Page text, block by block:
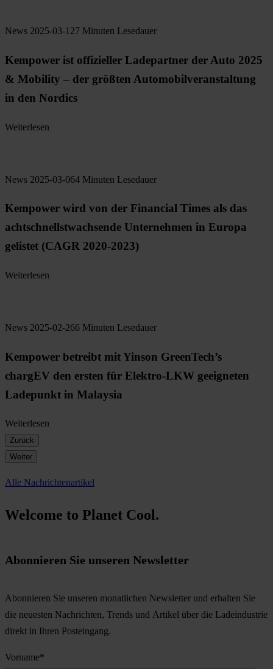
News 2025-03-127 Minuten Lesedauer
Kempower ist offizieller Ladepartner der Auto 2025
& Mobility – der größten Automobilveranstaltung
in den Nordics
Weiterlesen
News 2025-03-064 Minuten Lesedauer
Kempower wird von der Financial Times als das
achtschnellstwachsende Unternehmen in Europa
gelistet (CAGR 2020-2023)
Weiterlesen
News 2025-02-266 Minuten Lesedauer
Kempower betreibt mit Yinson GreenTech’s
chargEV den ersten für Elektro-LKW geeigneten
Ladepunkt in Malaysia
Weiterlesen
Zurück
Weiter
Alle Nachrichtenartikel
Welcome to Planet Cool.
Abonnieren Sie unseren Newsletter
Abonnieren Sie unseren monatlichen Newsletter und erhalten Sie
die neuesten Nachrichten, Trends und Artikel über die Ladeindustrie
direkt in Ihren Posteingang.
Vorname*